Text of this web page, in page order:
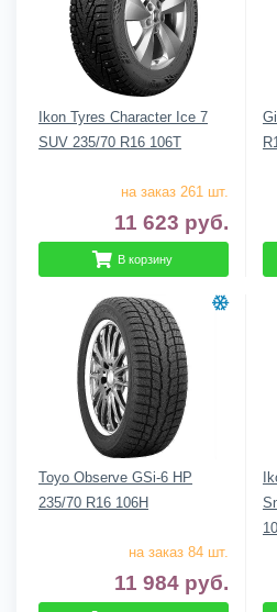
Ikon Tyres Character Ice 7
SUV 235/70 R16 106T
на заказ 261 шт.
11 623 руб.
В корзину
Toyo Observe GSi-6 HP
235/70 R16 106H
на заказ 84 шт.
11 984 руб.